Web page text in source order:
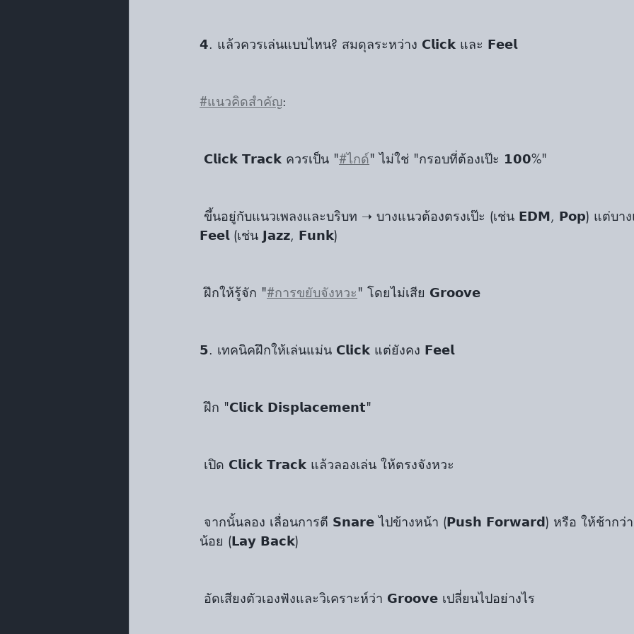
𝟰. แล้วควรเล่นแบบไหน? สมดุลระหว่าง 𝗖𝗹𝗶𝗰𝗸 และ 𝗙𝗲𝗲𝗹
#แนวคิดสำคัญ:
𝗖𝗹𝗶𝗰𝗸 𝗧𝗿𝗮𝗰𝗸 ควรเป็น "#ไกด์" ไม่ใช่ "กรอบที่ต้องเป๊ะ 𝟭𝟬𝟬%"
ขึ้นอยู่กับแนวเพลงและบริบท ➝ บางแนวต้องตรงเป๊ะ (เช่น 𝗘𝗗𝗠, 𝗣𝗼𝗽) แต่บา
𝗙𝗲𝗲𝗹 (เช่น 𝗝𝗮𝘇𝘇, 𝗙𝘂𝗻𝗸)
ฝึกให้รู้จัก "#การขยับจังหวะ" โดยไม่เสีย 𝗚𝗿𝗼𝗼𝘃𝗲
𝟱. เทคนิคฝึกให้เล่นแม่น 𝗖𝗹𝗶𝗰𝗸 แต่ยังคง 𝗙𝗲𝗲𝗹
ฝึก "𝗖𝗹𝗶𝗰𝗸 𝗗𝗶𝘀𝗽𝗹𝗮𝗰𝗲𝗺𝗲𝗻𝘁"
เปิด 𝗖𝗹𝗶𝗰𝗸 𝗧𝗿𝗮𝗰𝗸 แล้วลองเล่น ให้ตรงจังหวะ
จากนั้นลอง เลื่อนการตี 𝗦𝗻𝗮𝗿𝗲 ไปข้างหน้า (𝗣𝘂𝘀𝗵 𝗙𝗼𝗿𝘄𝗮𝗿𝗱) หรือ ให้ช้ากว่า
น้อย (𝗟𝗮𝘆 𝗕𝗮𝗰𝗸)
อัดเสียงตัวเองฟังและวิเคราะห์ว่า 𝗚𝗿𝗼𝗼𝘃𝗲 เปลี่ยนไปอย่างไร